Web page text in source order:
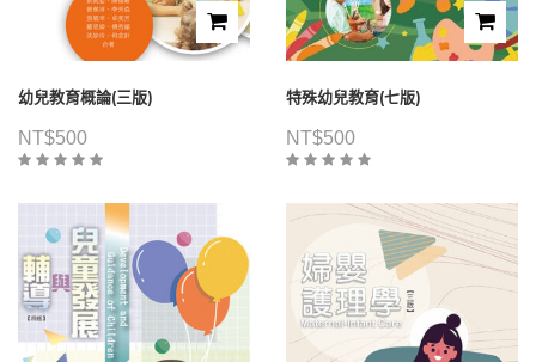
幼兒教育概論(三版)
NT$500
特殊幼兒教育(七版)
NT$500